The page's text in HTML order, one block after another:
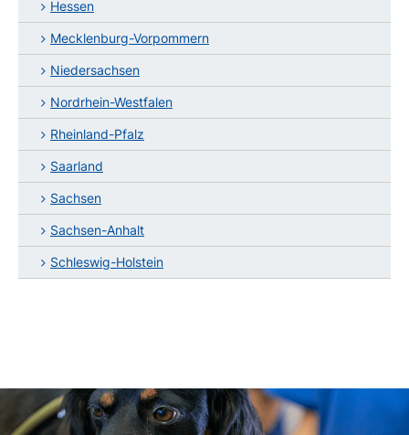
Hessen
Mecklenburg-Vorpommern
Niedersachsen
Nordrhein-Westfalen
Rheinland-Pfalz
Saarland
Sachsen
Sachsen-Anhalt
Schleswig-Holstein